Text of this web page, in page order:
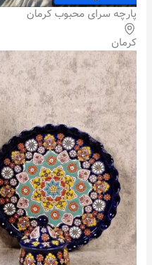
پارچه سرای محبوب کرمان
کرمان